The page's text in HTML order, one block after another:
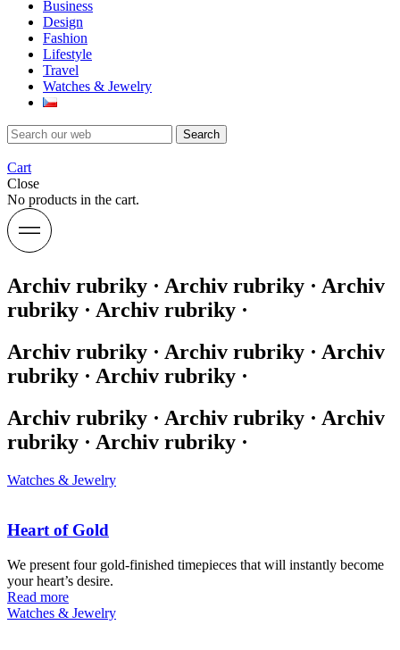
Business
Design
Fashion
Lifestyle
Travel
Watches & Jewelry
Search
Cart
Close
No products in the cart.
Archiv rubriky · Archiv rubriky · Archiv
rubriky · Archiv rubriky ·
Archiv rubriky · Archiv rubriky · Archiv
rubriky · Archiv rubriky ·
Archiv rubriky · Archiv rubriky · Archiv
rubriky · Archiv rubriky ·
Watches & Jewelry
Heart of Gold
We present four gold-finished timepieces that will instantly become
your heart’s desire.
Read more
Watches & Jewelry